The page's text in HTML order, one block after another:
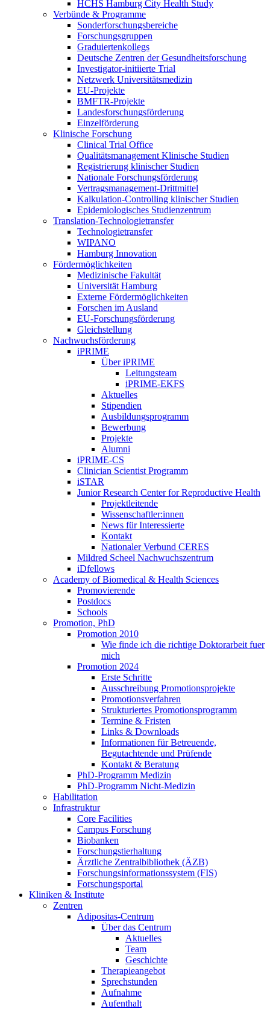
HCHS Hamburg City Health Study
Verbünde & Programme
Sonderforschungsbereiche
Forschungsgruppen
Graduiertenkollegs
Deutsche Zentren der Gesundheitsforschung
Investigator-initiierte Trial
Netzwerk Universitätsmedizin
EU-Projekte
BMFTR-Projekte
Landesforschungsförderung
Einzelförderung
Klinische Forschung
Clinical Trial Office
Qualitätsmanagement Klinische Studien
Registrierung klinischer Studien
Nationale Forschungsförderung
Vertragsmanagement-Drittmittel
Kalkulation-Controlling klinischer Studien
Epidemiologisches Studienzentrum
Translation-Technologietransfer
Technologietransfer
WIPANO
Hamburg Innovation
Fördermöglichkeiten
Medizinische Fakultät
Universität Hamburg
Externe Fördermöglichkeiten
Forschen im Ausland
EU-Forschungsförderung
Gleichstellung
Nachwuchsförderung
iPRIME
Über iPRIME
Leitungsteam
iPRIME-EKFS
Aktuelles
Stipendien
Ausbildungsprogramm
Bewerbung
Projekte
Alumni
iPRIME-CS
Clinician Scientist Programm
iSTAR
Junior Research Center for Reproductive Health
Projektleitende
Wissenschaftler:innen
News für Interessierte
Kontakt
Nationaler Verbund CERES
Mildred Scheel Nachwuchszentrum
iDfellows
Academy of Biomedical & Health Sciences
Promovierende
Postdocs
Schools
Promotion, PhD
Promotion 2010
Wie finde ich die richtige Doktorarbeit fuer
mich
Promotion 2024
Erste Schritte
Ausschreibung Promotionsprojekte
Promotionsverfahren
Strukturiertes Promotionsprogramm
Termine & Fristen
Links & Downloads
Informationen für Betreuende,
Begutachtende und Prüfende
Kontakt & Beratung
PhD-Programm Medizin
PhD-Programm Nicht-Medizin
Habilitation
Infrastruktur
Core Facilities
Campus Forschung
Biobanken
Forschungstierhaltung
Ärztliche Zentralbibliothek (ÄZB)
Forschungsinformationssystem (FIS)
Forschungsportal
Kliniken & Institute
Zentren
Adipositas-Centrum
Über das Centrum
Aktuelles
Team
Geschichte
Therapieangebot
Sprechstunden
Aufnahme
Aufenthalt